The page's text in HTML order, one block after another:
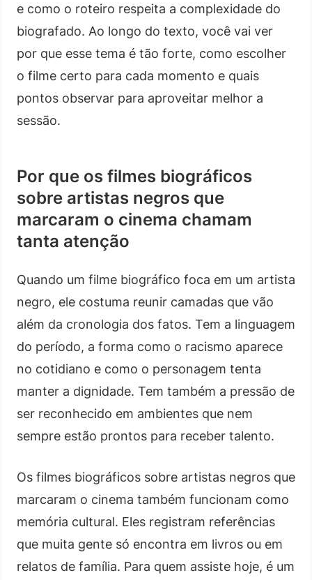
e como o roteiro respeita a complexidade do
biografado. Ao longo do texto, você vai ver
por que esse tema é tão forte, como escolher
o filme certo para cada momento e quais
pontos observar para aproveitar melhor a
sessão.
Por que os filmes biográficos
sobre artistas negros que
marcaram o cinema chamam
tanta atenção
Quando um filme biográfico foca em um artista
negro, ele costuma reunir camadas que vão
além da cronologia dos fatos. Tem a linguagem
do período, a forma como o racismo aparece
no cotidiano e como o personagem tenta
manter a dignidade. Tem também a pressão de
ser reconhecido em ambientes que nem
sempre estão prontos para receber talento.
Os filmes biográficos sobre artistas negros que
marcaram o cinema também funcionam como
memória cultural. Eles registram referências
que muita gente só encontra em livros ou em
relatos de família. Para quem assiste hoje, é um